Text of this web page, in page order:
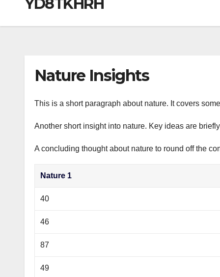
YD8TKHRH
Nature Insights
This is a short paragraph about nature. It covers
Another short insight into nature. Key ideas are
A concluding thought about nature to round off the
Nature 1
40
46
87
49
m